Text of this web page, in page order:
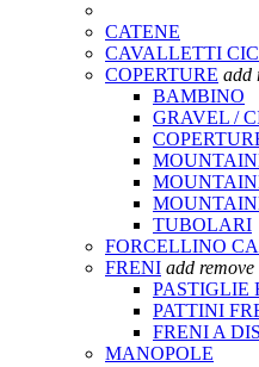
CATENE
CAVALLETTI
COPERTURE add
BAMBINO
GRAVEL /
TUBOLARI
FORCELLINO
FRENI add remove
PASTIGLIE
PATTINI
FRENI A
MANOPOLE